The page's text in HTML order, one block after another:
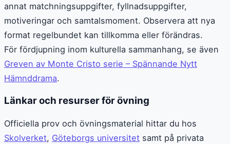
annat matchningsuppgifter, fyllnadsuppgifter,
motiveringar och samtalsmoment. Observera att nya
format regelbundet kan tillkomma eller förändras.
För fördjupning inom kulturella sammanhang, se även
Greven av Monte Cristo serie – Spännande Nytt
Hämnddrama.
Länkar och resurser för övning
Officiella prov och övningsmaterial hittar du hos
Skolverket, Göteborgs universitet samt på privata